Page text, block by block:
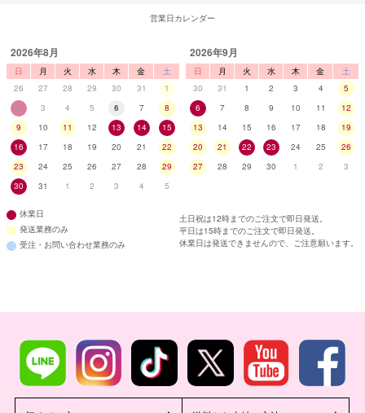
営業日カレンダー
2026年8月
日 月 火 水 木 金
土
26
27 28 29 30 31
1
2
3 4 5 6 7
8
9
10 11 12 13 14
15
16
17 18 19 20 21
22
23
24 25 26 27 28
29
30
31 1 2 3 4 5
2026年9月
日 月 火 水 木 金
土
30
31 1 2 3 4
5
6
7 8 9 10 11
12
13
14 15 16 17 18
19
20
21 22 23 24 25
26
27
28 29 30 1 2 3
休業日
発送業務のみ
受注・お問い合わせ業務のみ
土日祝は12時までのご注文で即日発送。
平日は15時までのご注文で即日発送。
休業日は発送できませんので、ご注意願います。